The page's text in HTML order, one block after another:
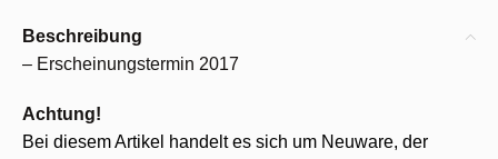
Beschreibung
– Erscheinungstermin 2017
Achtung!
Bei diesem Artikel handelt es sich um Neuware, der